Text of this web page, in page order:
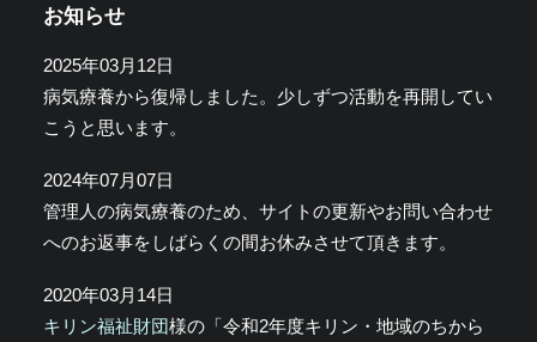
お知らせ
2025年03月12日
病気療養から復帰しました。少しずつ活動を再開してい
こうと思います。
2024年07月07日
管理人の病気療養のため、サイトの更新やお問い合わせ
へのお返事をしばらくの間お休みさせて頂きます。
2020年03月14日
キリン福祉財団様の「令和2年度キリン・地域のちから